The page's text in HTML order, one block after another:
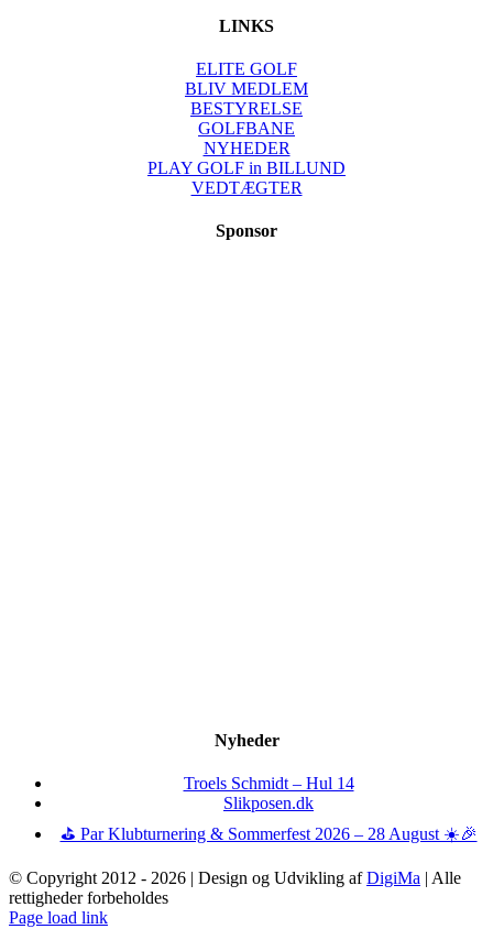
LINKS
ELITE GOLF
BLIV MEDLEM
BESTYRELSE
GOLFBANE
NYHEDER
PLAY GOLF in BILLUND
VEDTÆGTER
Sponsor
Nyheder
Troels Schmidt – Hul 14
Slikposen.dk
⛳ Par Klubturnering & Sommerfest 2026 – 28 August ☀️🎉
© Copyright 2012 - 2026 | Design og Udvikling afDigiMa | Alle
rettigheder forbeholdes
Page load link